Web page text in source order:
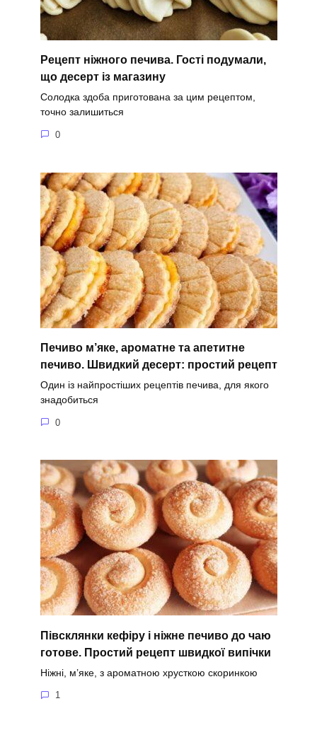
Рецепт ніжного печива. Гості подумали,
що десерт із магазину
Солодка здоба приготована за цим рецептом,
точно залишиться
0
Печиво м’яке, ароматне та апетитне
печиво. Швидкий десерт: простий рецепт
Один із найпростіших рецептів печива, для якого
знадобиться
0
Півсклянки кефіру і ніжне печиво до чаю
готове. Простий рецепт швидкої випічки
Ніжні, м’яке, з ароматною хрусткою скоринкою
1